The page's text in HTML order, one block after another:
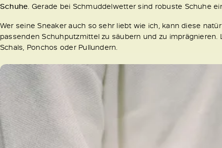
Schuhe . Gerade bei Schmuddelwetter sind robuste Schuhe
Wer seine Sneaker auch so sehr liebt wie ich, kann diese
passenden Schuhputzmittel zu säubern und zu
Schals, Ponchos oder Pullundern.